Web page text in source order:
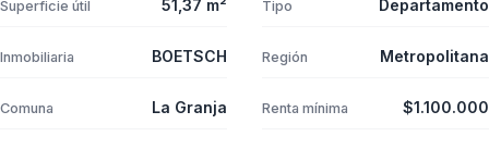
Superficie útil 51,37 m² Tipo Departamento
Inmobiliaria BOETSCH Región Metropolitana
Comuna La Granja Renta mínima $1.100.000